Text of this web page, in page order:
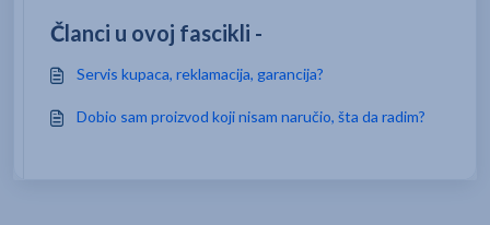
Članci u ovoj fascikli -
Servis kupaca, reklamacija, garancija?
Dobio sam proizvod koji nisam naručio, šta da radim?